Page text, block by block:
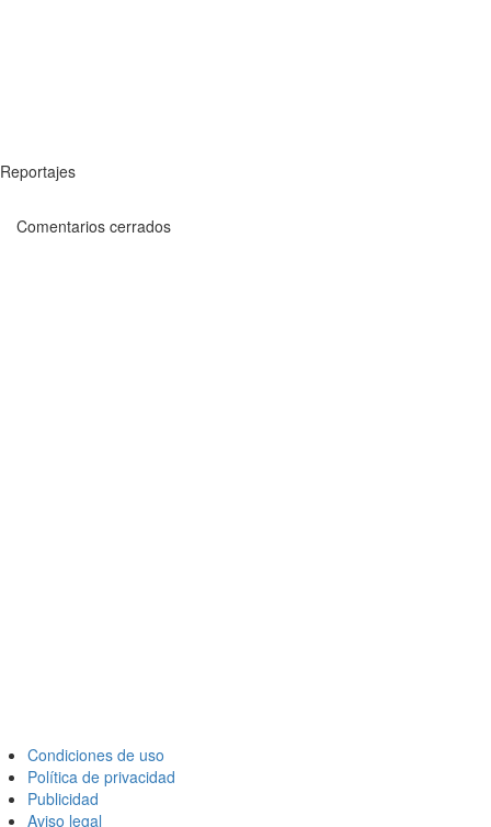
Reportajes
Comentarios cerrados
Condiciones de uso
Política de privacidad
Publicidad
Aviso legal